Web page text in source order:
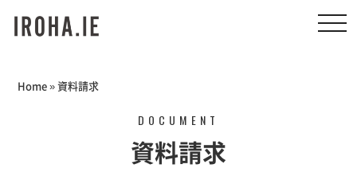
Home»資料請求
DOCUMENT
資料請求